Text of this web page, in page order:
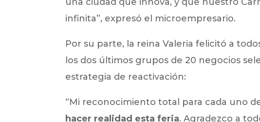
infinita”, expresó el microempresario.
Por su parte, la reina Valeria felicitó a
los dos últimos grupos de 20 negocios
estrategia de reactivación:
“Mi reconocimiento total para cada uno
hacer realidad esta feria. Agradezco a